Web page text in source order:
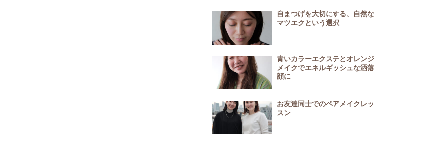
自まつげを大切にする、自然な
マツエクという選択
青いカラーエクステとオレンジ
メイクでエネルギッシュな洒落
顔に
お友達同士でのペアメイクレッ
スン